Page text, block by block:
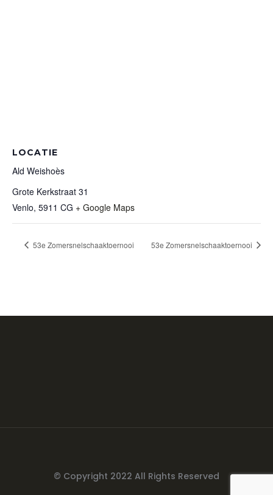
LOCATIE
Ald Weishoès
Grote Kerkstraat 31
Venlo, 5911 CG + Google Maps
53e Zomersnelschaaktoernooi 53e Zomersnelschaaktoernooi
© Copyright 2022 All Rights Reserved